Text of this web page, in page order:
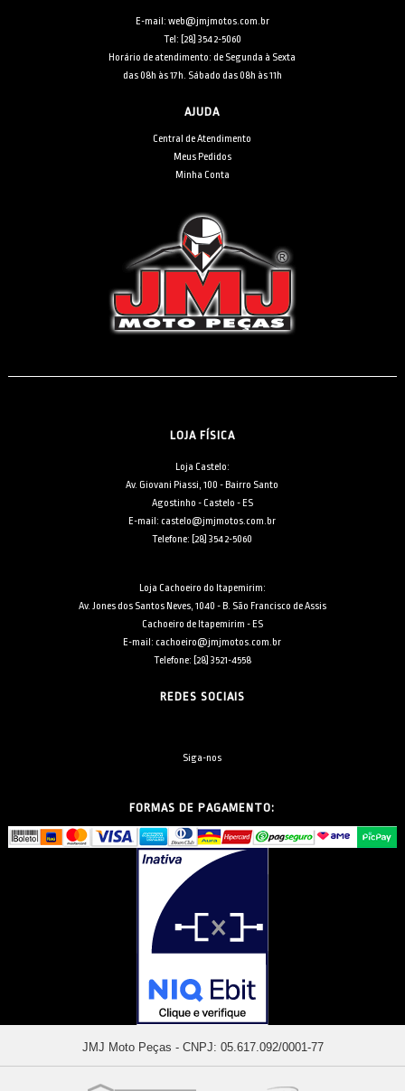
E-mail: web@jmjmotos.com.br
Tel: [28] 3542-5060
Horário de atendimento: de Segunda à Sexta
das 08h às 17h. Sábado das 08h às 11h
AJUDA
Central de Atendimento
Meus Pedidos
Minha Conta
LOJA FÍSICA
Loja Castelo:
Av. Giovani Piassi, 100 - Bairro Santo
Agostinho - Castelo - ES
E-mail: castelo@jmjmotos.com.br
Telefone: [28] 3542-5060
Loja Cachoeiro do Itapemirim:
Av. Jones dos Santos Neves, 1040 - B. São Francisco de Assis
Cachoeiro de Itapemirim - ES
E-mail: cachoeiro@jmjmotos.com.br
Telefone: [28] 3521-4558
REDES SOCIAIS
Siga-nos
FORMAS DE PAGAMENTO:
JMJ Moto Peças - CNPJ: 05.617.092/0001-77